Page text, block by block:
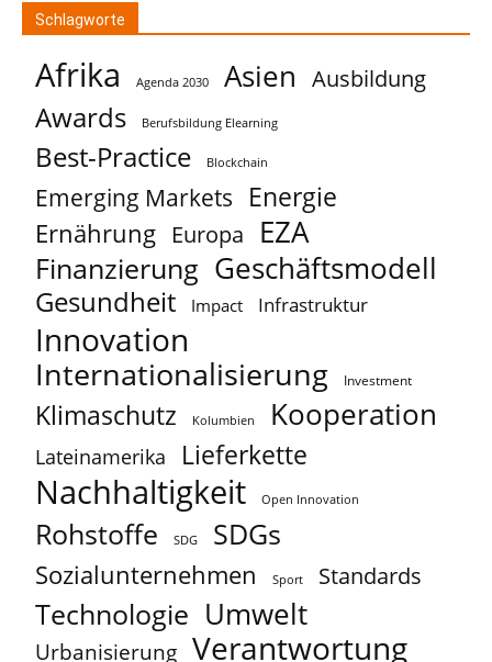
Schlagworte
Afrika Agenda 2030 Asien Ausbildung
Awards Berufsbildung Elearning
Best-Practice Blockchain
Emerging Markets Energie
Ernährung Europa EZA
Finanzierung Geschäftsmodell
Gesundheit Impact Infrastruktur
Innovation
Internationalisierung Investment
Klimaschutz Kolumbien Kooperation
Lateinamerika Lieferkette
Nachhaltigkeit Open Innovation
Rohstoffe SDG SDGs
Sozialunternehmen Sport Standards
Technologie Umwelt
Urbanisierung Verantwortung